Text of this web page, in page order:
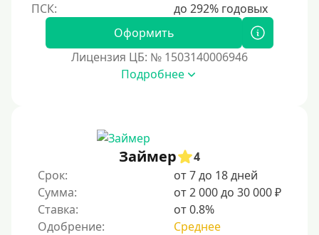
Оформить
Лицензия ЦБ: № 1503140006946
Подробнее
Займер
4
Срок:
от 7 до 18 дней
Сумма:
от 2 000 до 30 000 ₽
Ставка:
от 0.8%
Одобрение:
Среднее